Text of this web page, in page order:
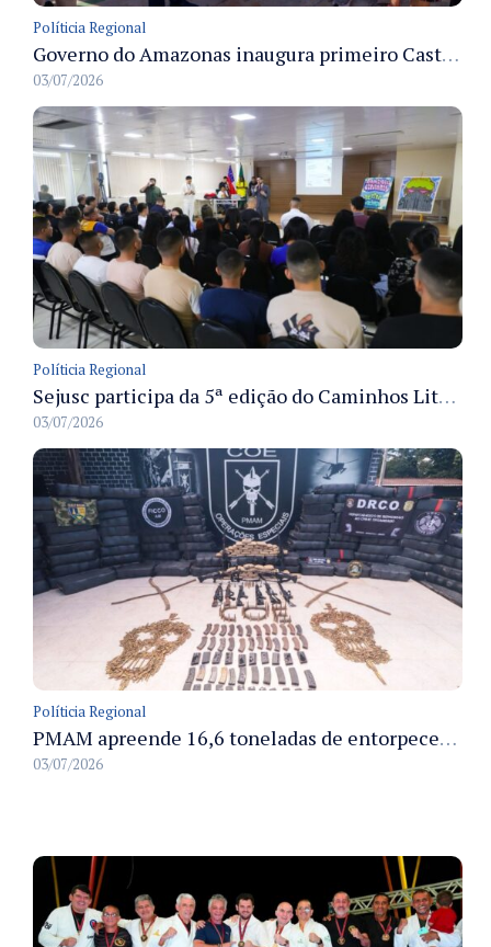
Políticia Regional
Governo do Amazonas inaugura primeiro Castramóvel Fluvial para atendimento veterinário às comunidades ribeirinhas e castração gratuita
03/07/2026
Políticia Regional
Sejusc participa da 5ª edição do Caminhos Literários com foco na cultura hip-hop nas unidades socioeducativas
03/07/2026
Políticia Regional
PMAM apreende 16,6 toneladas de entorpecentes e registra aumento nas prisões em flagrante e nas capturas de foragidos no primeiro semestre de 2026
03/07/2026